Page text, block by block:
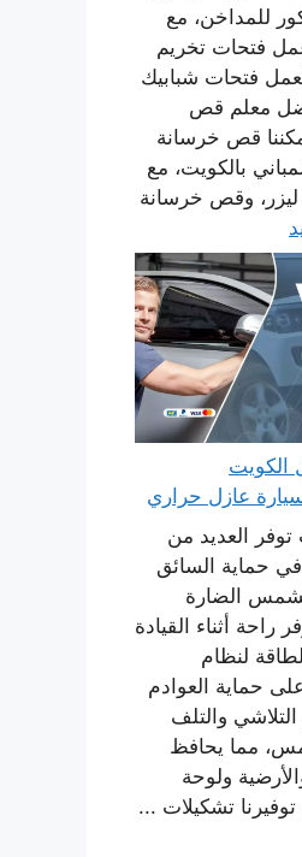
للمداخن، مع
فتحات تخريم
فتحات شبابيك
معلم قص
قص خرسانة
بالكويت، مع
وقص خرسانة
الكويت
العديد من
في حماية السائق
الضارة
راحة أثناء القيادة
لنظام
حماية العوادم
والتلف
مما يحافظ
ولوحة
توفيرنا تشكيلات ...